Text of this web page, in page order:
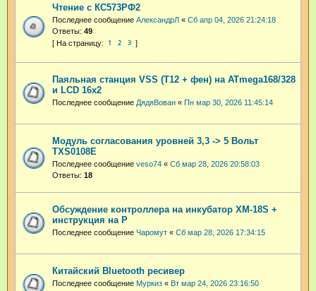
Чтение с КС573РФ2
Последнее сообщение АлександрЛ « Сб апр 04, 2026 21:24:18
Ответы: 49
1 2 3
Паяльная станция VSS (T12 + фен) на ATmega168/328
и LCD 16x2
Последнее сообщение ДядяВован « Пн мар 30, 2026 11:45:14
Модуль согласования уровней 3,3 -> 5 Вольт
TXS0108E
Последнее сообщение veso74 « Сб мар 28, 2026 20:58:03
Ответы: 18
Обсуждение контроллера на инкубатор XM-18S +
инструкция на Р
Последнее сообщение Чаромут « Сб мар 28, 2026 17:34:15
Китайский Bluetooth ресивер
Последнее сообщение Муркиз « Вт мар 24, 2026 23:16:50